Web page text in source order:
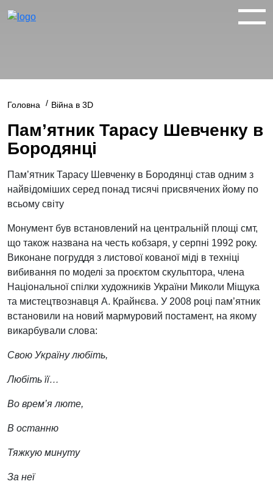
ВІЙНА В 3D
ПРО ПРОЕКТ
НОВИНИ
facebook youtube twitter instagram
中文
Головна Війна в 3D
Пам’ятник Тарасу Шевченку в
Бородянці
Пам’ятник Тарасу Шевченку в Бородянці став одним з
найвідоміших серед понад тисячі присвячених йому по
всьому світу
Монумент був встановлений на центральній площі смт,
що також названа на честь кобзаря, у серпні 1992 року.
Виконане погруддя з листової кованої міді в техніці
вибивання по моделі за проєктом скульптора, члена
Національної спілки художників України Миколи Міщука
та мистецтвознавця А. Крайнєва. У 2008 році пам’ятник
встановили на новий мармуровий постамент, на якому
викарбували слова:
Свою Україну любіть,
Любіть її…
Во врем’я люте,
В останню
Тяжкую минуту
За неї